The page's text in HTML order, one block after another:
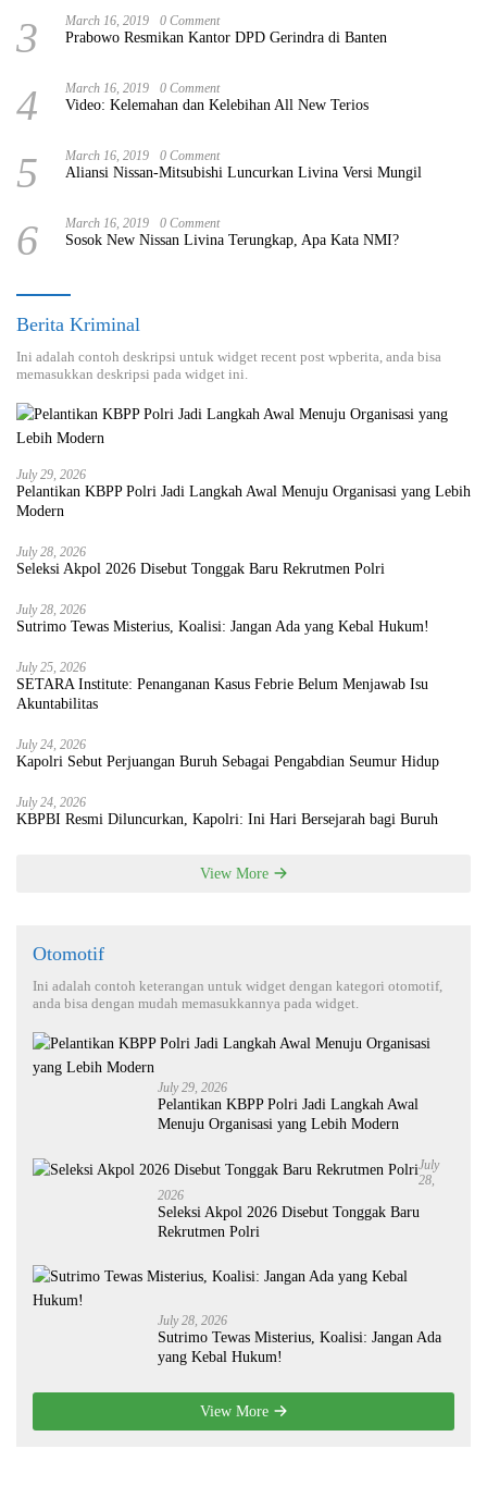
3 March 16, 2019 0 Comment
Prabowo Resmikan Kantor DPD Gerindra di Banten
4 March 16, 2019 0 Comment
Video: Kelemahan dan Kelebihan All New Terios
5 March 16, 2019 0 Comment
Aliansi Nissan-Mitsubishi Luncurkan Livina Versi Mungil
6 March 16, 2019 0 Comment
Sosok New Nissan Livina Terungkap, Apa Kata NMI?
Berita Kriminal
Ini adalah contoh deskripsi untuk widget recent post wpberita, anda bisa
memasukkan deskripsi pada widget ini.
July 29, 2026
Pelantikan KBPP Polri Jadi Langkah Awal Menuju Organisasi yang Lebih
Modern
July 28, 2026
Seleksi Akpol 2026 Disebut Tonggak Baru Rekrutmen Polri
July 28, 2026
Sutrimo Tewas Misterius, Koalisi: Jangan Ada yang Kebal Hukum!
July 25, 2026
SETARA Institute: Penanganan Kasus Febrie Belum Menjawab Isu
Akuntabilitas
July 24, 2026
Kapolri Sebut Perjuangan Buruh Sebagai Pengabdian Seumur Hidup
July 24, 2026
KBPBI Resmi Diluncurkan, Kapolri: Ini Hari Bersejarah bagi Buruh
View More
Otomotif
Ini adalah contoh keterangan untuk widget dengan kategori otomotif,
anda bisa dengan mudah memasukkannya pada widget.
July 29, 2026
Pelantikan KBPP Polri Jadi Langkah Awal
Menuju Organisasi yang Lebih Modern
July
28,
2026
Seleksi Akpol 2026 Disebut Tonggak Baru
Rekrutmen Polri
July 28, 2026
Sutrimo Tewas Misterius, Koalisi: Jangan Ada
yang Kebal Hukum!
View More